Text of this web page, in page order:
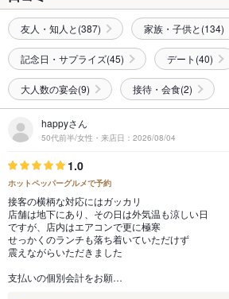
友人・知人と(387) 家族・子供と(134)
記念日・サプライズ(45) デート(40)
大人数の宴会(9) 接待・会食(2)
happyさん
50代前半/女性・来店日：2026/08/04
1.0
ホットペッパーグルメで予約
接客の横柄な対応にはガッカリ
店舗は地下にあり、その日は外気温も涼しい日
ですが、店内はエアコンで更に極寒
せっかくのランチも落ち着いていただけず
震えながらいただきました
支払いの個別会計をお願…